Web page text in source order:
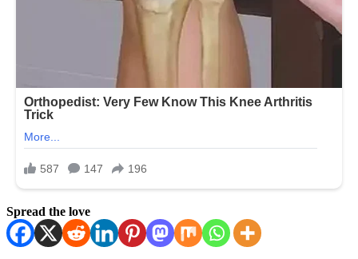
Spread the love